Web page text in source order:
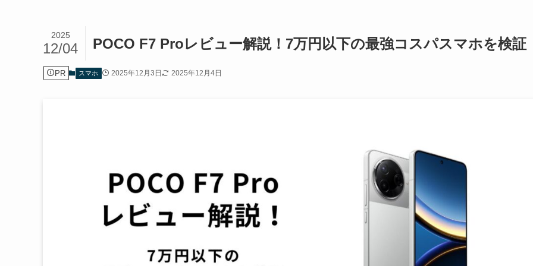
POCO F7 Proレビュー解説！7万円以下の最強コスパスマホを検証
2025
12/04
PR スマホ 2025年12月3日 2025年12月4日